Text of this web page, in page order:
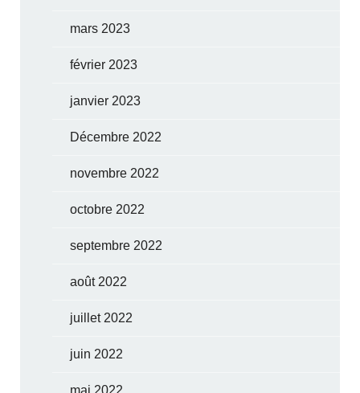
mars 2023
février 2023
janvier 2023
Décembre 2022
novembre 2022
octobre 2022
septembre 2022
août 2022
juillet 2022
juin 2022
mai 2022